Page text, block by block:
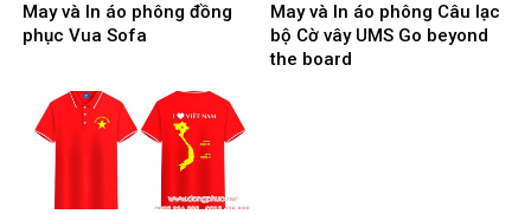
May và In áo phông đồng
phục Vua Sofa
May và In áo phông Câu lạc
bộ Cờ vây UMS Go beyond
the board